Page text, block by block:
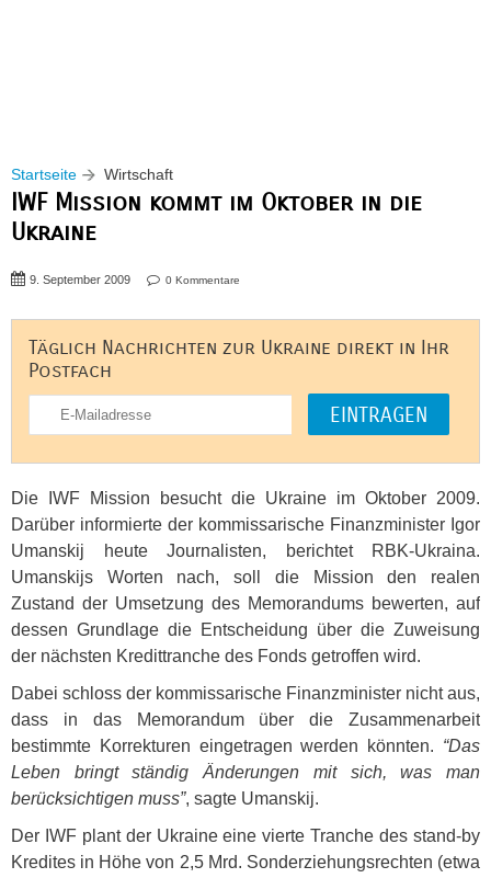
Startseite Wirtschaft
IWF Mission kommt im Oktober in die
Ukraine
9. September 2009 0 Kommentare
Täglich Nachrichten zur Ukraine direkt in Ihr
Postfach
Die IWF Mission besucht die Ukraine im Oktober 2009.
Darüber informierte der kommissarische Finanzminister Igor
Umanskij heute Journalisten, berichtet
RBK-Ukraina.
Umanskijs Worten nach, soll die Mission den realen
Zustand der Umsetzung des Memorandums bewerten, auf
dessen Grundlage die Entscheidung über die Zuweisung
der nächsten Kredittranche des Fonds getroffen wird.
Dabei schloss der kommissarische Finanzminister nicht aus,
dass in das Memorandum über die Zusammenarbeit
bestimmte Korrekturen eingetragen werden könnten. “Das
Leben bringt ständig Änderungen mit sich, was man
berücksichtigen muss”, sagte Umanskij.
Der IWFplant der Ukraine eine vierte Tranche des stand-by
Kredites in Höhe von 2,5 Mrd. Sonderziehungsrechten (etwa